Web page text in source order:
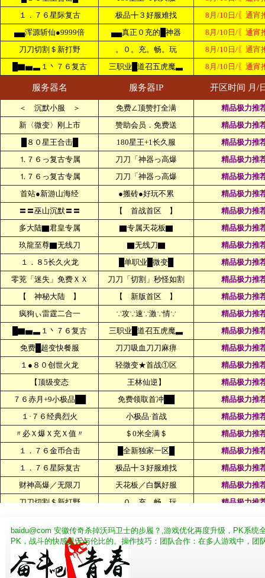
baidu@com 安徽传奇杀掉沃玛卫士的步履？,游戏优化再度升级，PK系
PK，战斗的快感是无与伦比的。操作技巧：团队合作：在多人游戏中，